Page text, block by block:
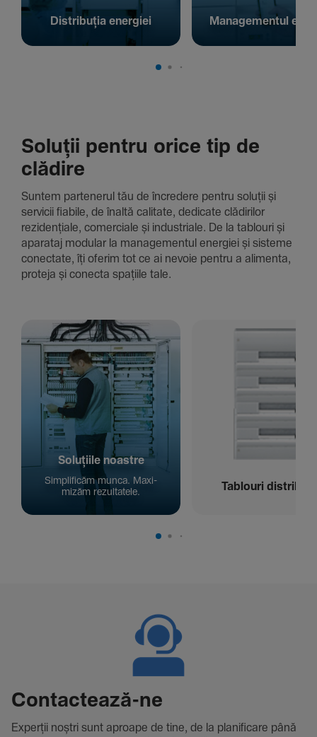
Distribuția energiei Managementul
Soluții pentru orice tip de
clădire
Suntem parte­nerul tău de încre­dere pentru soluții și
servicii fiabile, de înaltă cali­tate, dedi­cate clădi­rilor
rezi­den­țiale, comer­ciale și indus­triale. De la tablouri și
aparataj modular la managementul energiei și sisteme
conec­tate, îți oferim tot ce ai nevoie pentru a alimenta,
proteja și conecta spațiile tale.
Solu­țiile noastre
Simpli­ficăm munca. Maxi­
mizăm rezul­ta­tele.
Tablouri
Contac­tează-ne
Experții noștri sunt aproape de tine, de la plani­fi­care până